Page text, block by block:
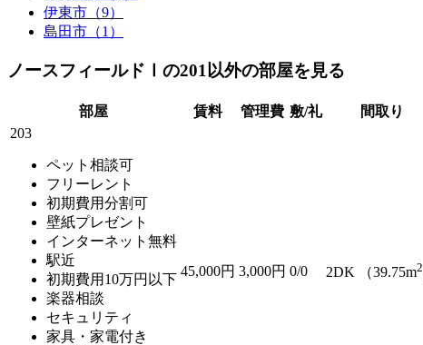
伊東市（9）
島田市（1）
ノースフィールドⅠの201以外の部屋を見る
部屋 賃料 管理費 敷/礼
間取り
203
ペット相談可
フリーレント
初期費用分割可
壁紙プレゼント
インターネット無料
駅近
初期費用10万円以下
楽器相談
セキュリティ
家具・家電付き
45,000円 3,000円 0/0 2DK （39.75m2